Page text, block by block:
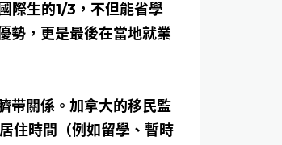
際生的1/3，不但能省學
勢，更是最後在當地就業
带關係。加拿大的移民監
住時間（例如留學、暫時